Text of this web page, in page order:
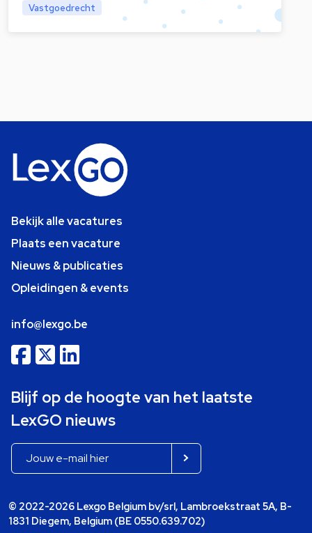
Vastgoedrecht
Bekijk alle vacatures
Plaats een vacature
Nieuws & publicaties
Opleidingen & events
info@lexgo.be
Blijf op de hoogte van het laatste
LexGO nieuws
© 2022-2026 Lexgo Belgium bv/srl, Lambroekstraat 5A, B-
1831 Diegem, Belgium (BE 0550.639.702)